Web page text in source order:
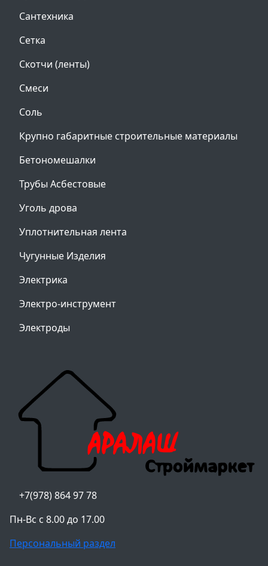
Сантехника
Сетка
Скотчи (ленты)
Смеси
Соль
Крупно габаритные строительные материалы
Бетономешалки
Трубы Асбестовые
Уголь дрова
Уплотнительная лента
Чугунные Изделия
Электрика
Электро-инструмент
Электроды
+7(978) 864 97 78
Пн-Вс с 8.00 до 17.00
Персональный раздел